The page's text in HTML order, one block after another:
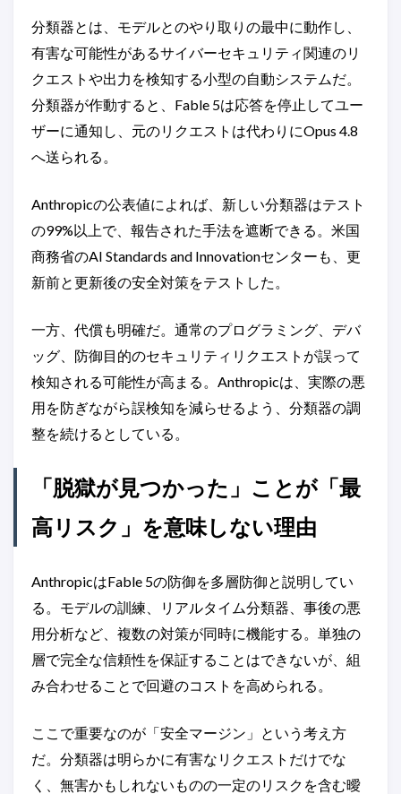
分類器とは、モデルとのやり取りの最中に動作し、
有害な可能性があるサイバーセキュリティ関連のリ
クエストや出力を検知する小型の自動システムだ。
分類器が作動すると、Fable 5は応答を停止してユー
ザーに通知し、元のリクエストは代わりにOpus 4.8
へ送られる。
Anthropicの公表値によれば、新しい分類器はテスト
の99%以上で、報告された手法を遮断できる。米国
商務省のAI Standards and Innovationセンターも、更
新前と更新後の安全対策をテストした。
一方、代償も明確だ。通常のプログラミング、デバ
ッグ、防御目的のセキュリティリクエストが誤って
検知される可能性が高まる。Anthropicは、実際の悪
用を防ぎながら誤検知を減らせるよう、分類器の調
整を続けるとしている。
「脱獄が見つかった」ことが「最
高リスク」を意味しない理由
AnthropicはFable 5の防御を多層防御と説明してい
る。モデルの訓練、リアルタイム分類器、事後の悪
用分析など、複数の対策が同時に機能する。単独の
層で完全な信頼性を保証することはできないが、組
み合わせることで回避のコストを高められる。
ここで重要なのが「安全マージン」という考え方
だ。分類器は明らかに有害なリクエストだけでな
く、無害かもしれないものの一定のリスクを含む曖